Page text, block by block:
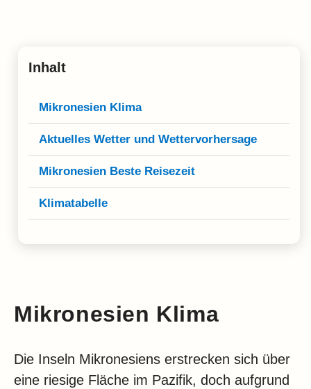
Inhalt
Mikronesien Klima
Aktuelles Wetter und Wettervorhersage
Mikronesien Beste Reisezeit
Klimatabelle
Mikronesien Klima
Die Inseln Mikronesiens erstrecken sich über
eine riesige Fläche im Pazifik, doch aufgrund